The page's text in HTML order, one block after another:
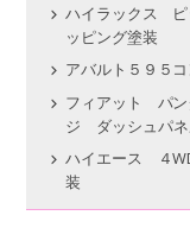
ハイラックス
ッピング塗装
アバルト５９５
フィアット パ
ジ ダッシュパネ
ハイエース ４
装